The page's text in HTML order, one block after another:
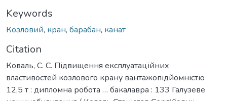
Keywords
Козловий, кран, барабан, канат
Citation
Коваль, С. С. Підвищення експлуатаційних
властивостей козлового крану вантажопідйомністю
12,5 т : дипломна робота … бакалавра : 133 Галузеве